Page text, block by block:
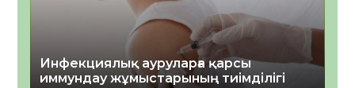
Инфекциялық ауруларға қарсы
иммундау жұмыстарының тиімділігі